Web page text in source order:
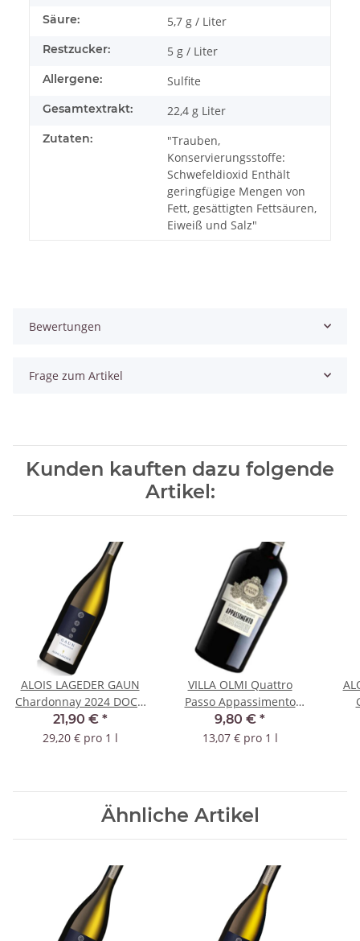
Säure: 5,7 g / Liter
Restzucker: 5 g / Liter
Allergene: Sulfite
Gesamtextrakt: 22,4 g Liter
Zutaten:
"Trauben,
Konservierungsstoffe:
Schwefeldioxid Enthält
geringfügige Mengen von
Fett, gesättigten Fettsäuren,
Eiweiß und Salz"
Bewertungen
Frage zum Artikel
Kunden kauften dazu folgende
Artikel:
ALOIS LAGEDER GAUN
Chardonnay 2024 DOC -
BIO
21,90 € *
29,20 € pro 1 l
VILLA OLMI Quattro
Passo Appassimento
2023 IGT
9,80 € *
13,07 € pro 1 l
Ähnliche Artikel